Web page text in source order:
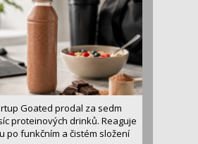
Goated prodal za sedm
proteinových drinků. Reaguje
po funkčním a čistém složení